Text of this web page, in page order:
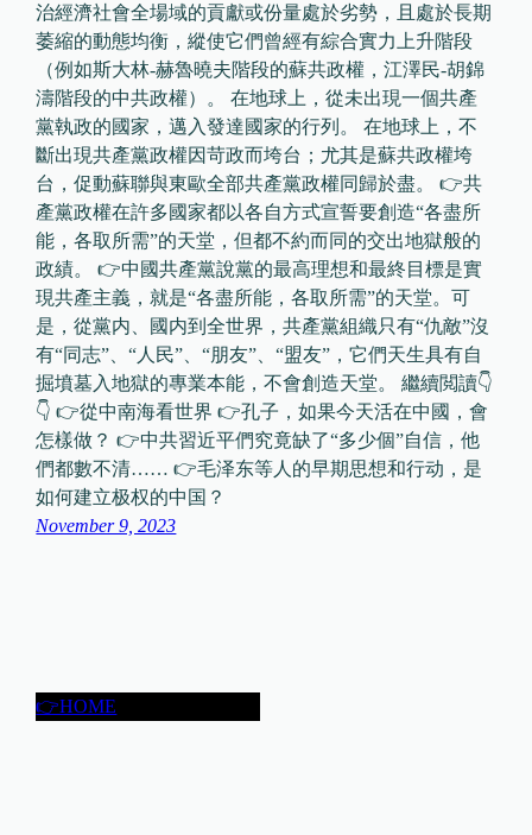
治經濟社會全場域的貢獻或份量處於劣勢，且處於長期
萎縮的動態均衡，縱使它們曾經有綜合實力上升階段
（例如斯大林-赫魯曉夫階段的蘇共政權，江澤民-胡錦
濤階段的中共政權）。 在地球上，從未出現一個共產
黨執政的國家，邁入發達國家的行列。 在地球上，不
斷出現共產黨政權因苛政而垮台；尤其是蘇共政權垮
台，促動蘇聯與東歐全部共產黨政權同歸於盡。 👉共
產黨政權在許多國家都以各自方式宣誓要創造“各盡所
能，各取所需”的天堂，但都不約而同的交出地獄般的
政績。 👉中國共產黨說黨的最高理想和最終目標是實
現共產主義，就是“各盡所能，各取所需”的天堂。可
是，從黨内、國内到全世界，共產黨組織只有“仇敵”沒
有“同志”、“人民”、“朋友”、“盟友”，它們天生具有自
掘墳墓入地獄的專業本能，不會創造天堂。 繼續閲讀👇
👇 👉從中南海看世界 👉孔子，如果今天活在中國，會
怎樣做？ 👉中共習近平們究竟缺了“多少個”自信，他
們都數不清…… 👉毛泽东等人的早期思想和行动，是
如何建立极权的中国？
November 9, 2023
👉HOME